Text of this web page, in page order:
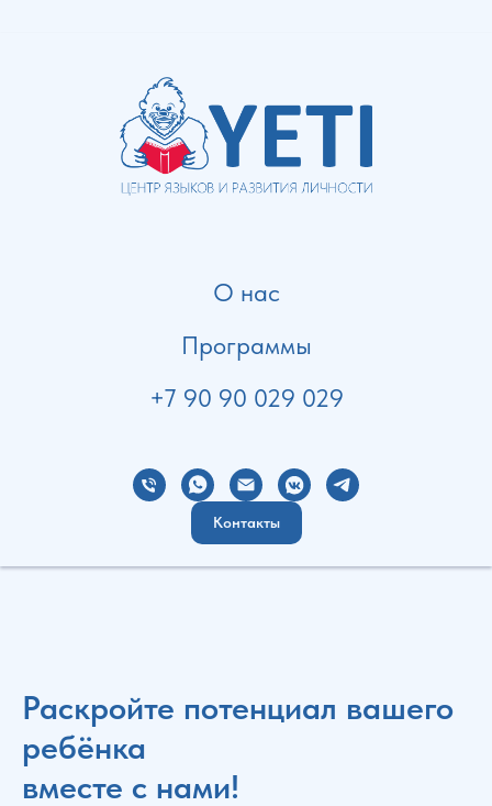
О нас
Программы
+7 90 90 029 029
Контакты
Раскройте потенциал вашего
ребёнка
вместе с нами!